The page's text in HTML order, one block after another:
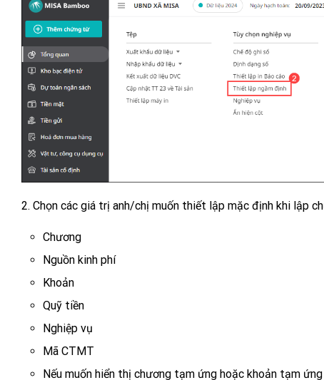
2. Chọn các giá trị anh/chị muốn thiết lập mặc định khi lập
Chương
Nguồn kinh phí
Khoản
Quỹ tiền
Nghiệp vụ
Mã CTMT
Nếu muốn hiển thị chương tạm ứng hoặc khoản tạm